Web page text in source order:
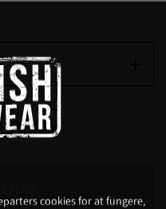
kr.
cookies for at fungere,